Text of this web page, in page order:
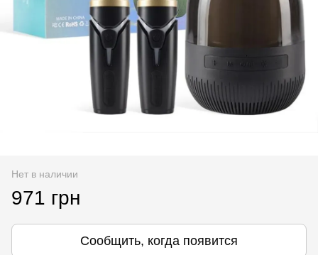
Нет в наличии
971 грн
Сообщить, когда появится